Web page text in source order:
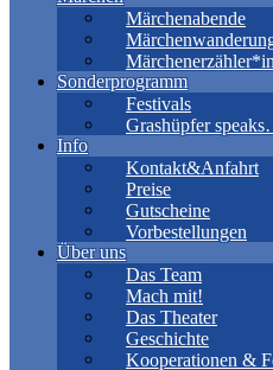
Märchenabende
Sonderprogramm
Festivals
Grashüpfer speaks…
Info
Kontakt&Anfahrt
Preise
Gutscheine
Vorbestellungen
Über uns
Das Team
Mach mit!
Das Theater
Geschichte
Kooperationen &